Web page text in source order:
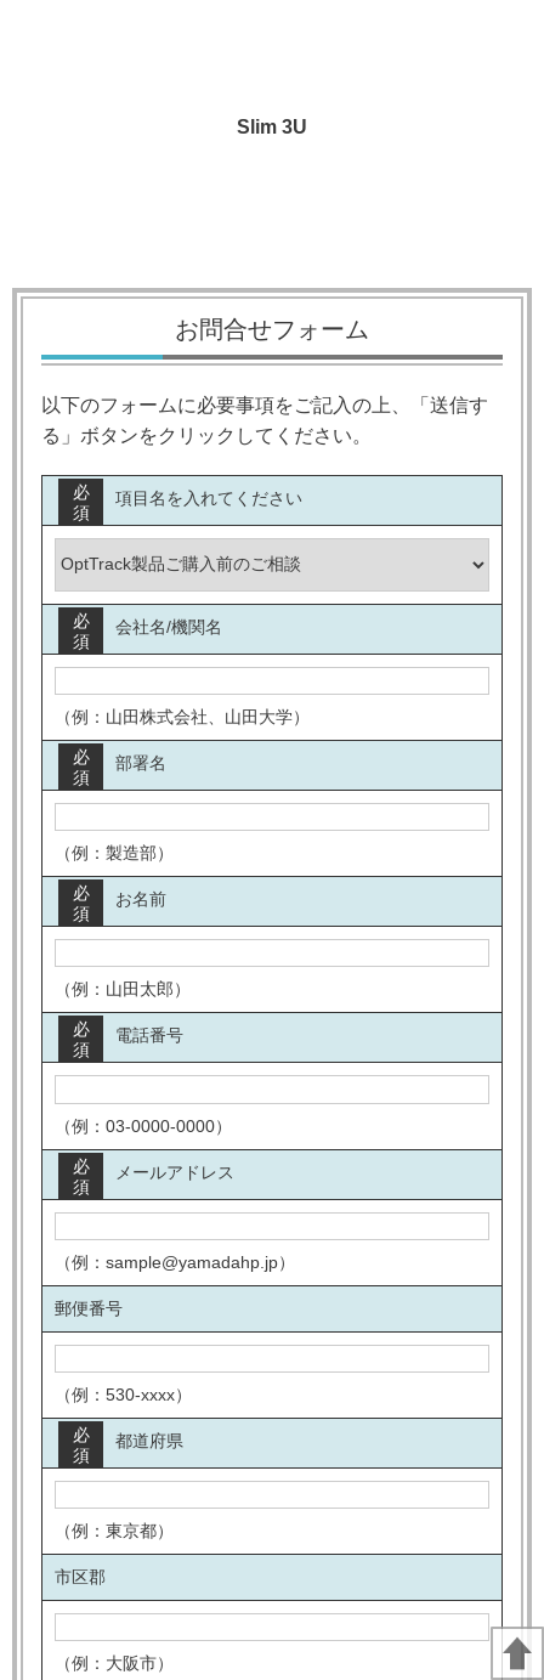
Slim 3U
お問合せフォーム
以下のフォームに必要事項をご記入の上、「送信す
る」ボタンをクリックしてください。
項目名を入れてください
必
須
会社名/機関名
必
須
（例：山田株式会社、山田大学）
部署名
必
須
（例：製造部）
お名前
必
須
（例：山田太郎）
電話番号
必
須
（例：03-0000-0000）
メールアドレス
必
須
（例：sample@yamadahp.jp）
郵便番号
（例：530-xxxx）
都道府県
必
須
（例：東京都）
市区郡
（例：大阪市）